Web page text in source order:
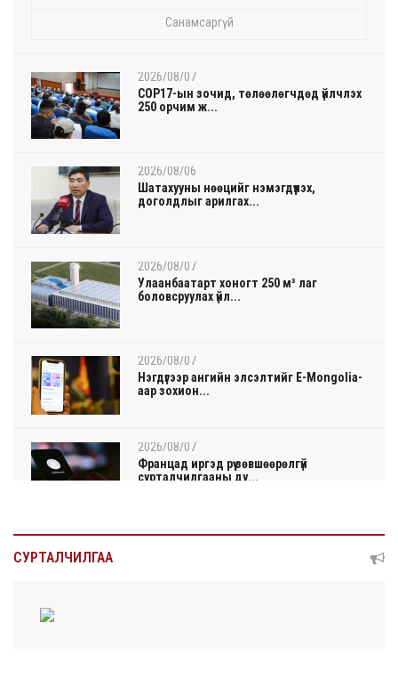
Санамсаргүй
2026/08/07
COP17-ын зочид, төлөөлөгчдөд үйлчлэх
250 орчим ж...
2026/08/06
Шатахууны нөөцийг нэмэгдүүлэх,
доголдлыг арилгах...
2026/08/07
Улаанбаатарт хоногт 250 м³ лаг
боловсруулах үйл...
2026/08/07
Нэгдүгээр ангийн элсэлтийг E-Mongolia-
аар зохион...
2026/08/07
Францад иргэд рүү зөвшөөрөлгүй
сурталчилгааны ду...
2026/08/07
СУРТАЛЧИЛГАА